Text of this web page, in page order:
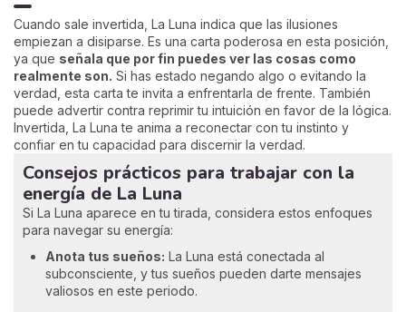
Cuando sale invertida, La Luna indica que las ilusiones
empiezan a disiparse. Es una carta poderosa en esta posición,
ya que señala que por fin puedes ver las cosas como
realmente son. Si has estado negando algo o evitando la
verdad, esta carta te invita a enfrentarla de frente. También
puede advertir contra reprimir tu intuición en favor de la lógica.
Invertida, La Luna te anima a reconectar con tu instinto y
confiar en tu capacidad para discernir la verdad.
Consejos prácticos para trabajar con la
energía de La Luna
Si La Luna aparece en tu tirada, considera estos enfoques
para navegar su energía:
Anota tus sueños: La Luna está conectada al
subconsciente, y tus sueños pueden darte mensajes
valiosos en este periodo.